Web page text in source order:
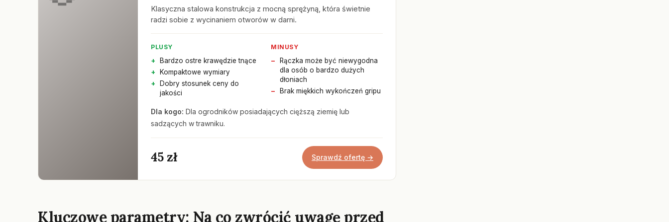
Klasyczna stalowa konstrukcja z mocną sprężyną, która świetnie
radzi sobie z wycinaniem otworów w darni.
PLUSY
Bardzo ostre krawędzie tnące
Kompaktowe wymiary
Dobry stosunek ceny do
jakości
MINUSY
Rączka może być niewygodna
dla osób o bardzo dużych
dłoniach
Brak miękkich wykończeń gripu
Dla kogo: Dla ogrodników posiadających cięższą ziemię lub
sadzących w trawniku.
45 zł Sprawdź ofertę →
Kluczowe parametry: Na co zwrócić uwagę przed